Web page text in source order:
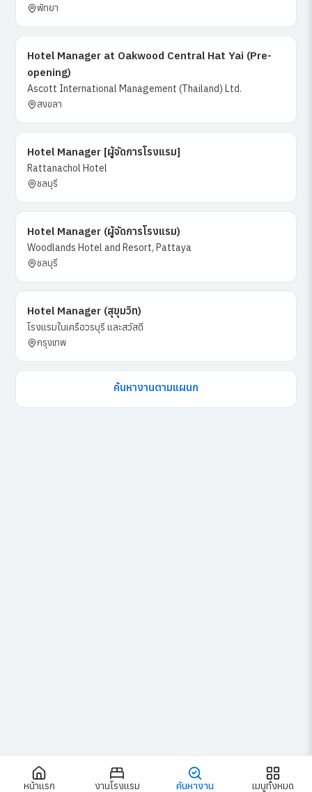
พัทยา
Hotel Manager at Oakwood Central Hat Yai (Pre-
opening)
Ascott International Management (Thailand) Ltd.
สงขลา
Hotel Manager [ผู้จัดการโรงแรม]
Rattanachol Hotel
ชลบุรี
Hotel Manager (ผู้จัดการโรงแรม)
Woodlands Hotel and Resort, Pattaya
ชลบุรี
Hotel Manager (สุขุมวิท)
โรงแรมในเครือวรบุรี และสวัสดี
กรุงเทพ
ค้นหางานตามแผนก
ผู้จัดการแผนกต้อนรับส่วนหน้า
฿45,000 - ฿60,000
สมัครงาน
หน้าแรก งานโรงแรม ค้นหางาน เมนูทั้งหมด